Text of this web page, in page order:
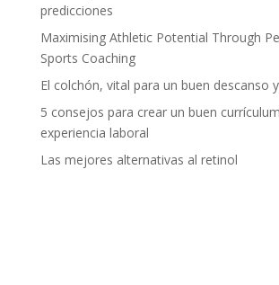
predicciones
Maximising Athletic Potential Through
Sports Coaching
El colchón, vital para un buen descanso
5 consejos para crear un buen
experiencia laboral
Las mejores alternativas al retinol